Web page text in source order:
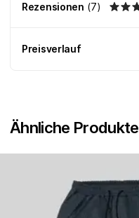
Rezensionen (7)
Preisverlauf
Ähnliche Produkte